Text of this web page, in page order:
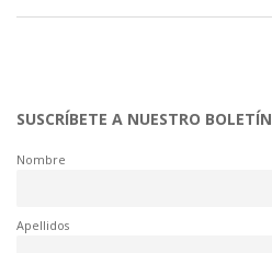
SUSCRÍBETE A NUESTRO BOLETÍN
Nombre
Apellidos